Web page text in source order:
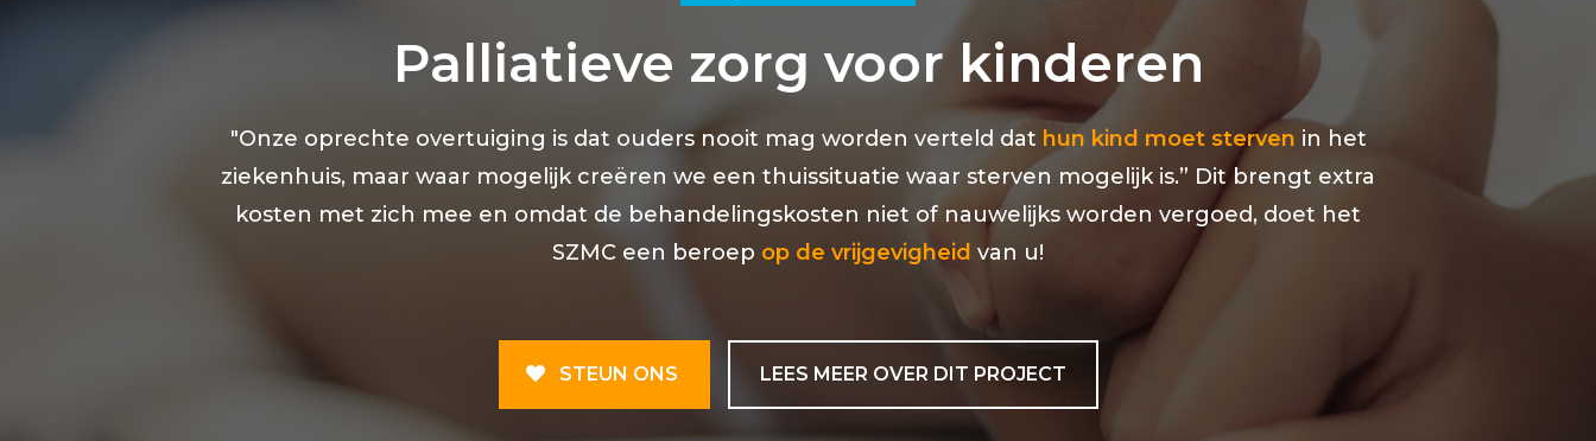
Palliatieve zorg voor kinderen
"Onze oprechte overtuiging is dat ouders nooit mag worden verteld dat hun kind moet sterven in het
ziekenhuis, maar waar mogelijk creëren we een thuissituatie waar sterven mogelijk is.” Dit brengt extra
kosten met zich mee en omdat de behandelingskosten niet of nauwelijks worden vergoed, doet het
SZMC een beroep op de vrijgevigheid van u!
STEUN ONS LEES MEER OVER DIT PROJECT